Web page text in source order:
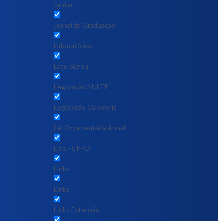
Jantar
Jornal da Graduação
Laboratórios
Lato Sensu
Legislação NULEP
Legislação Ouvidoria
Lei Orçamentária Anual
Leis - CPPD
Links
Links
Links Extensão